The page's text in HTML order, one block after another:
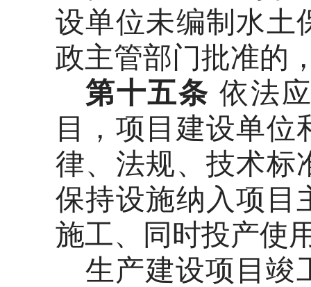
设单位未编制水土
政主管部门批准的
第十五条 依法
目，项目建设单
律、法规、技术标
保持设施纳入项目
施工、同时投产使
生产建设项目竣